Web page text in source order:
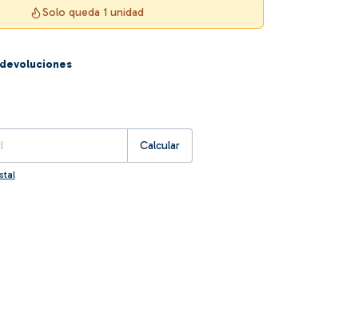
Solo queda 1 unidad
Calcular